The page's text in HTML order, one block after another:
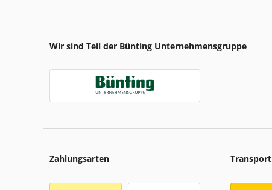
Wir sind Teil der Bünting Unternehmensgruppe
Zahlungsarten Transport